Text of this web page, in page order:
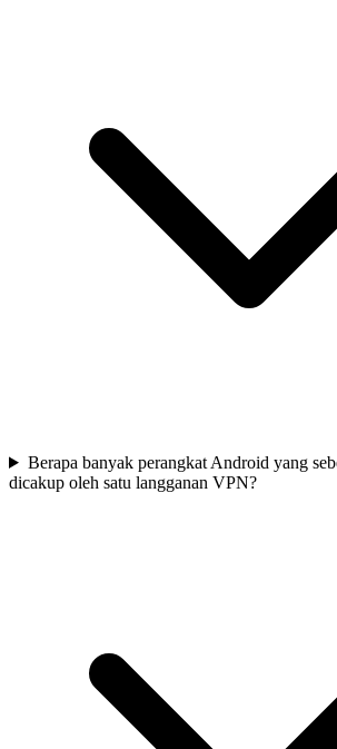
Berapa banyak perangkat Android yang
dicakup oleh satu langganan VPN?